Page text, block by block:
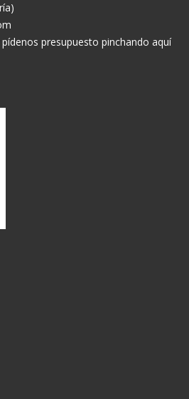
presupuesto pinchando aquí